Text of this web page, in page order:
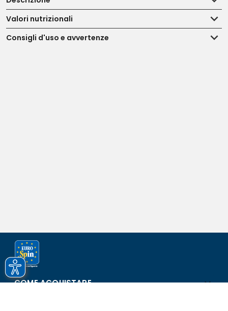
Valori nutrizionali
Consigli d'uso e avvertenze
COME ACQUISTARE